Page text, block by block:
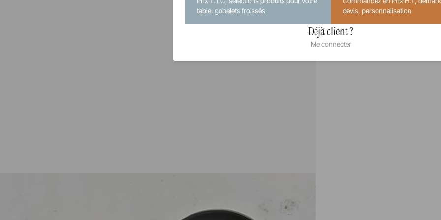
table, gobelets froissés
devis, personnalisation
Déjà client ?
Me connecter